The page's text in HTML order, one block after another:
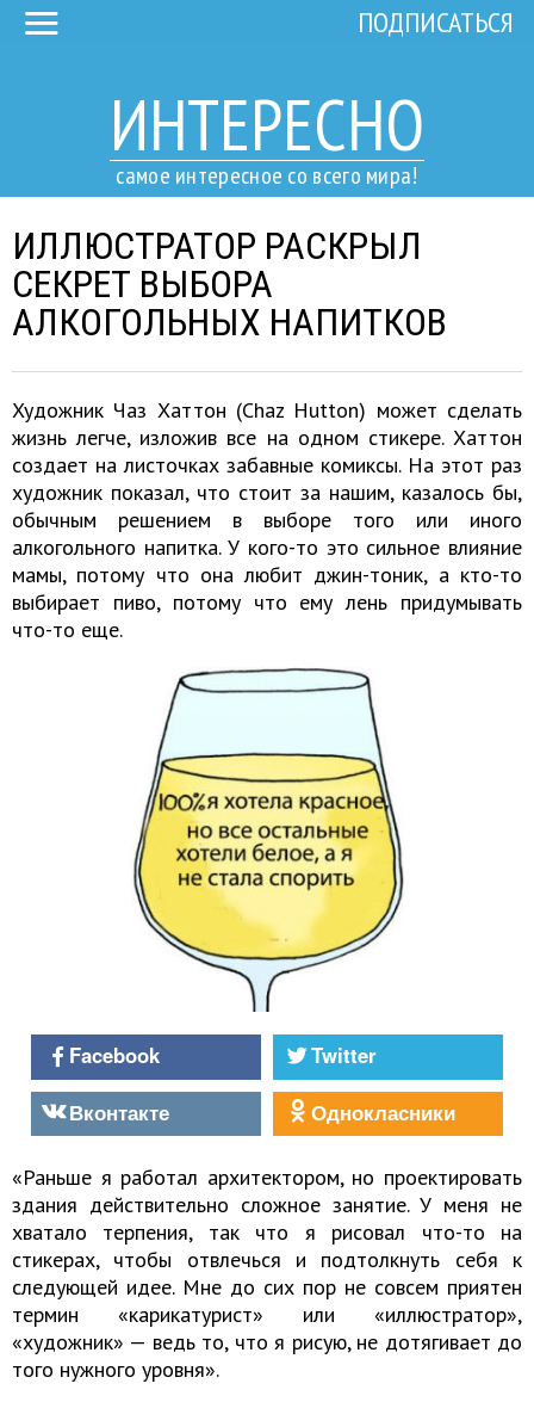
ИНТЕРЕСНО
самое интересное со всего мира!
ПОДПИСАТЬСЯ
ИЛЛЮСТРАТОР РАСКРЫЛ
СЕКРЕТ ВЫБОРА
АЛКОГОЛЬНЫХ НАПИТКОВ
Художник Чаз Хаттон (Chaz Hutton) может сделать
жизнь легче, изложив все на одном стикере. Хаттон
создает на листочках забавные комиксы. На этот раз
художник показал, что стоит за нашим, казалось бы,
обычным решением в выборе того или иного
алкогольного напитка. У кого-то это сильное влияние
мамы, потому что она любит джин-тоник, а кто-то
выбирает пиво, потому что ему лень придумывать
что-то еще.
Facebook
Twitter
Вконтакте
Однокласники
«Раньше я работал архитектором, но проектировать
здания действительно сложное занятие. У меня не
хватало терпения, так что я рисовал что-то на
стикерах, чтобы отвлечься и подтолкнуть себя к
следующей идее. Мне до сих пор не совсем приятен
термин «карикатурист» или «иллюстратор»,
«художник» — ведь то, что я рисую, не дотягивает до
того нужного уровня».